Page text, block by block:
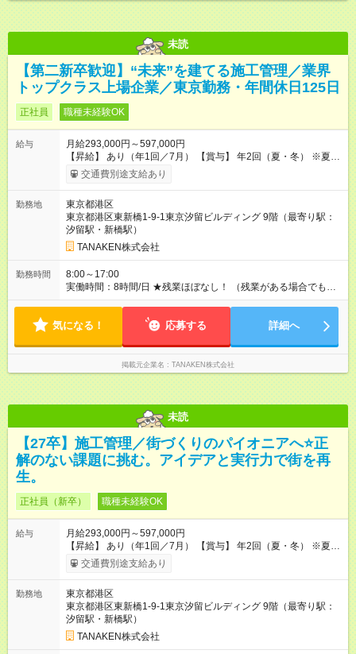
未読
【第二新卒歓迎】“未来”を建てる施工管理／業界
トップクラス上場企業／東京勤務・年間休日125日
正社員 職種未経験OK
給与
月給293,000円～597,000円
【昇給】 あり（年1回／7月） 【賞与】 年2回（夏・冬） ※夏季
は業績インセンティブとして支給 【手当】 ◆時間外手当（全額
支給） ◆休日出勤手当 ◆職能手当（月額）：監理技術者／3万
／1万円、2級建築士・建築施工管理技士・土木施工管理技士・
建設機械施工管理技士／1万円、1級建築士・建築施工管理技
士・土木施工管理技士・建設機械施工管理技士／2万円 ※上限
2万円 ◆家族手当（月額）：扶養する18歳未満の子1人につき2万
円（人数制限なし） ◆家賃手当（月額）：新卒最長8年間、上限
3万円（その他条件あり） 【試用期間】試用期間あり 試用期間
の長さ：3ヶ月 雇用形態、給与は本採用時と同じです。
交通費別途支給あり
勤務地
東京都港区
東京都港区東新橋1-9-1東京汐留ビルディング 9階（最寄り駅：
汐留駅・新橋駅）
TANAKEN株式会社
勤務時間
8:00～17:00
実働時間：8時間/日 ★残業ほぼなし！ （残業がある場合でも、1
日1時間程度）
気になる！ 応募する 詳細へ
掲載元企業名 TANAKEN株式会社
未読
【27卒】施工管理／街づくりのパイオニアへ⭐正
解のない課題に挑む。アイデアと実行力で街を再
生。
正社員（新卒） 職種未経験OK
給与
月給293,000円～597,000円
【昇給】 あり（年1回／7月） 【賞与】 年2回（夏・冬） ※夏季
は業績インセンティブとして支給 【手当】 ◆時間外手当（全額
支給） ◆休日出勤手当 ◆職能手当（月額）：監理技術者／3万
／1万円、2級建築士・建築施工管理技士・土木施工管理技士・
建設機械施工管理技士／1万円、1級建築士・建築施工管理技
士・土木施工管理技士・建設機械施工管理技士／2万円 ※上限2
万円 ◆家族手当（月額）：扶養する18歳未満の子1人につき2万
円（人数制限なし） ◆家賃手当（月額）：新卒最長8年間、上限
交通費別途支給あり
勤務地
東京都港区
東京都港区東新橋1-9-1東京汐留ビルディング 9階（最寄り駅：
汐留駅・新橋駅）
TANAKEN株式会社